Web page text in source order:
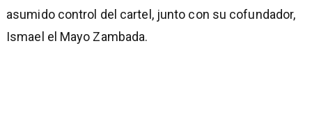
asumido control del cartel, junto con su cofundador,
Ismael el Mayo Zambada.